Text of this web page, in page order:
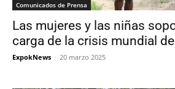
Comunicados de Prensa
Las mujeres y las niñas
carga de la crisis mundial
ExpokNews - 20 marzo 2025